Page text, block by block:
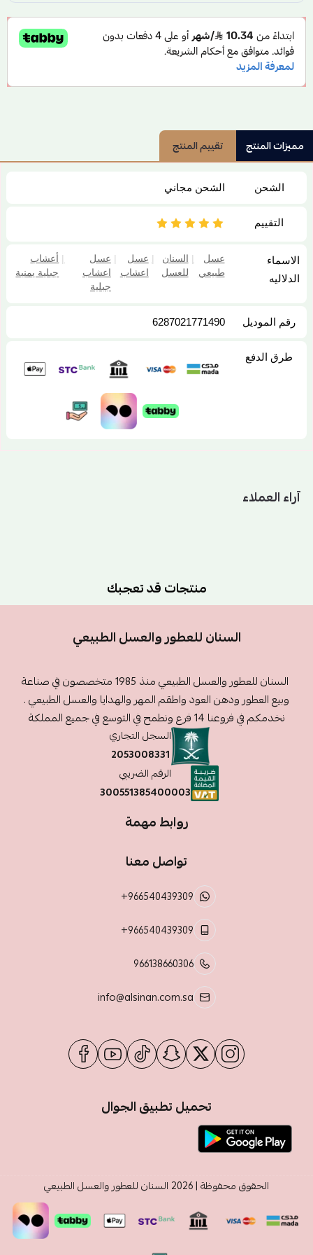
مميزات المنتج تقييم المنتج
الشحن الشحن مجاني
التقييم
الاسماء
الدلاليه
عسل
طبيعي
| السنان
للعسل
| عسل
اعشاب
| عسل
اعشاب
جبلية
| أعشاب
جبلية يمنية
رقم الموديل 6287021771490
طرق الدفع
آراء العملاء
منتجات قد تعجبك
السنان للعطور والعسل الطبيعي
السنان للعطور والعسل الطبيعي منذ 1985 متخصصون في صناعة
وبيع العطور ودهن العود واطقم المهر والهدايا والعسل الطبيعي .
نخدمكم في فروعنا 14 فرع ونطمح في التوسع في جميع المملكة
السجل التجاري
2053008331
الرقم الضريبي
300551385400003
روابط مهمة
تواصل معنا
+966540439309
+966540439309
966138660306
info@alsinan.com.sa
تحميل تطبيق الجوال
الحقوق محفوظة | 2026 السنان للعطور والعسل الطبيعي